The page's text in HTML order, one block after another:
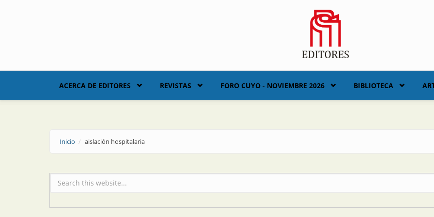
ACERCA DE EDITORES REVISTAS FORO CUYO - NOVIEMBRE 2026 BIBLIOTECA
Inicio aislación hospitalaria
Formulario de búsqueda